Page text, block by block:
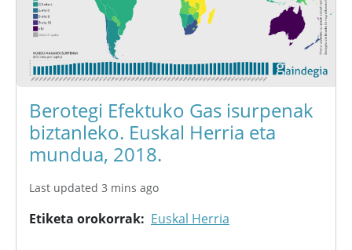
Berotegi Efektuko Gas isurpenak
biztanleko. Euskal Herria eta
mundua, 2018.
Last updated 3 mins ago
Etiketa orokorrak Euskal Herria